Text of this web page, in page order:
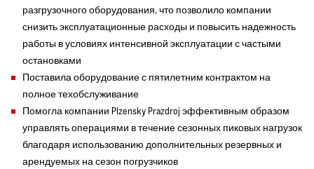
разгрузочного оборудования, что позволило компании
снизить эксплуатационные расходы и повысить надежность
работы в условиях интенсивной эксплуатации с частыми
остановками
Поставила оборудование с пятилетним контрактом на
полное техобслуживание
Помогла компании Plzensky Prazdroj эффективным образом
управлять операциями в течение сезонных пиковых нагрузок
благодаря использованию дополнительных резервных и
арендуемых на сезон погрузчиков